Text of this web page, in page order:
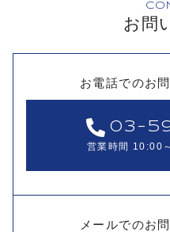
お問
お電話でのお
03-
営業時間 10:00
メールでのお